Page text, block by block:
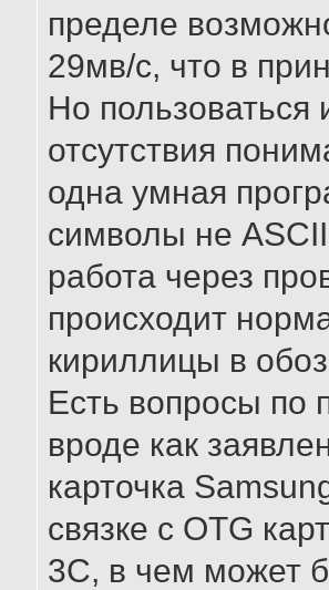
пределе
29мв/с, что в
Но пользоваться
отсутствия
одна умная
символы не
работа через
происходит
кириллицы в
Есть вопросы по
вроде как
карточка
связке с OTG
3C, в чем может